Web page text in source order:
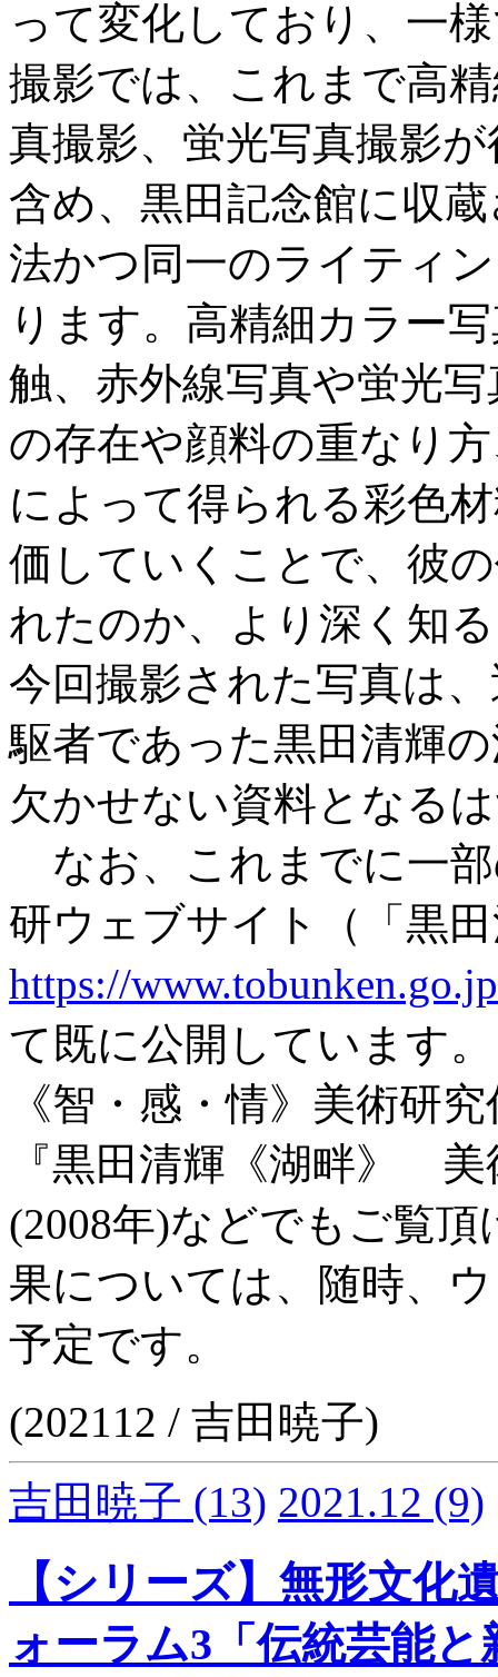
って変化しており、一
撮影では、これまで高
真撮影、蛍光写真撮影
含め、黒田記念館に収
法かつ同一のライティ
ります。高精細カラー
触、赤外線写真や蛍光
の存在や顔料の重なり
によって得られる彩色
価していくことで、彼
れたのか、より深く知
今回撮影された写真は
駆者であった黒田清輝
欠かせない資料となる
なお、これまでに一
研ウェブサイト（「黒
https://
て既に公開しています
《智・感・情》美術研
『黒田清輝《湖畔》
(2008年)などでもご覧
果については、随時、
予定です。
(202112 / 吉田暁子)
吉田暁子 (13) 2021.12 (9)
【シリーズ】無形文化
ォーラム3「伝統芸能